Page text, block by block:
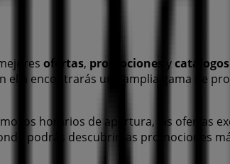
ofertas, promociones ycatálogos
ella encontrarás una amplia gama de
los horarios de apertura, las ofertas
podrás descubrir las promociones